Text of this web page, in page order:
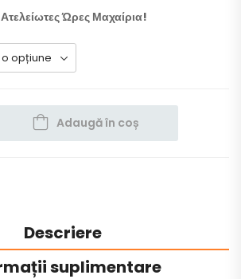
Ώρες Μαχαίρια!
Adaugă în coș
Descriere
suplimentare